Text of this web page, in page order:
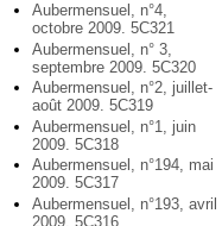
Aubermensuel, n°4,
octobre 2009. 5C321
Aubermensuel, n° 3,
septembre 2009. 5C320
Aubermensuel, n°2, juillet-
août 2009. 5C319
Aubermensuel, n°1, juin
2009. 5C318
Aubermensuel, n°194, mai
2009. 5C317
Aubermensuel, n°193, avril
2009. 5C316